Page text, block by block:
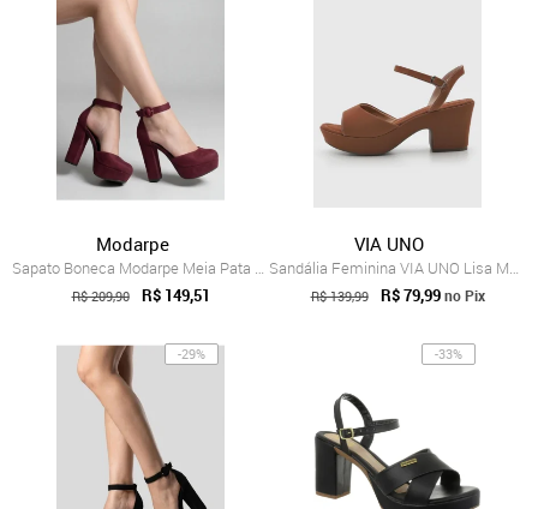
Modarpe
Sapato Boneca Modarpe Meia Pata Salto Gr...
R$ 209,90 R$ 149,51
VIA UNO
Sandália Feminina VIA UNO Lisa Marrom
R$ 139,99 R$ 79,99 no Pix
-29% -33%